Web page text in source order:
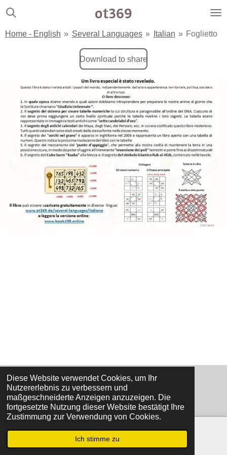
Diese Website verwendet Cookies, um Ihr
Nutzererlebnis zu verbessern und
maßgeschneiderte Anzeigen anzuzeigen. Die
fortgesetzte Nutzung dieser Website bestätigt Ihre
Zustimmung zur Verwendung von Cookies.
Ich stimme zu
Zum
springen
ot369
Home - English » Several Languages » Italian » Foglietto
Download to share
Teilen Teilen Teilen
© 2022 - 2026 www.ot369.de
E-Mail